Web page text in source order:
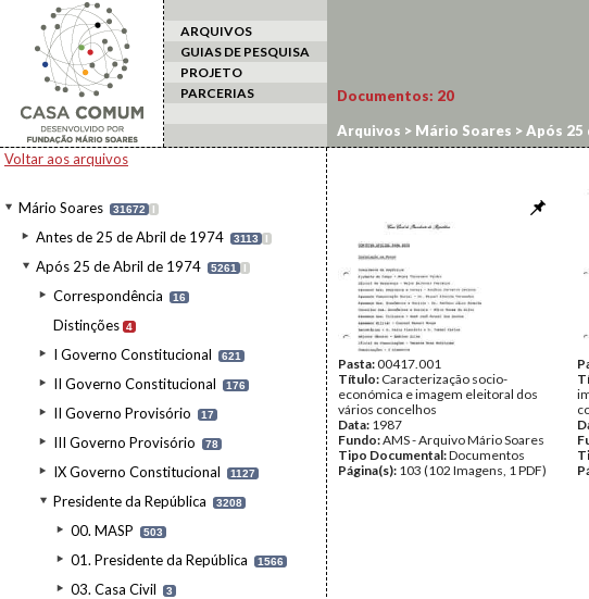
ARQUIVOS
GUIAS DE PESQUISA
PROJETO
PARCERIAS
Voltar aos arquivos
Mário Soares 31672 I
Antes de 25 de Abril de 1974 3113 I
Após 25 de Abril de 1974 5261 I
Correspondência 16
Distinções 4
I Governo Constitucional 621
II Governo Constitucional 176
II Governo Provisório 17
III Governo Provisório 78
IX Governo Constitucional 1127
Presidente da República 3208
00. MASP 503
01. Presidente da República 1566
03. Casa Civil 3
Documentos: 20
Arquivos > Mário Soares >Após 25
Pasta:00417.001
Título: Caracterização socio-
económica e imagem eleitoral dos
vários concelhos
Data: 1987
Fundo:AMS - Arquivo Mário Soares
Tipo Documental:Documentos
Página(s): 103 (102 Imagens, 1 PDF)